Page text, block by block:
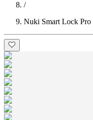
/
Nuki Smart Lock Pro